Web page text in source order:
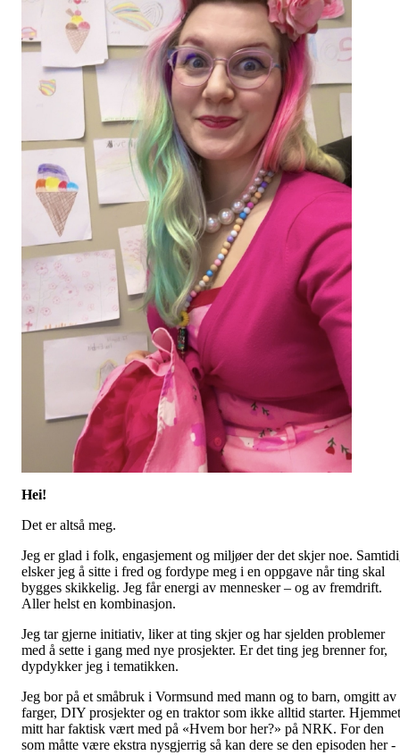
Hei!
Det er altså meg.
Jeg er glad i folk, engasjement og miljøer der det skjer noe.
elsker jeg å sitte i fred og fordype meg i en oppgave når ting skal
bygges skikkelig. Jeg får energi av mennesker – og av fremdrift.
Aller helst en kombinasjon.
Jeg tar gjerne initiativ, liker at ting skjer og har sjelden problemer
med å sette i gang med nye prosjekter. Er det ting jeg brenner for,
dypdykker jeg i tematikken.
Jeg bor på et småbruk i Vormsund med mann og to barn, omgitt av
farger, DIY prosjekter og en traktor som ikke alltid starter. Hjemmet
mitt har faktisk vært med på «Hvem bor her?» på NRK. For den
som måtte være ekstra nysgjerrig så kan dere se den episoden her -